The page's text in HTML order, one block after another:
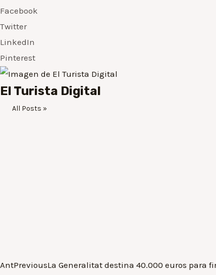
Facebook
Twitter
LinkedIn
Pinterest
El Turista Digital
All Posts »
AntPreviousLa Generalitat destina 40.000 euros para